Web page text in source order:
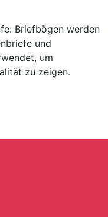
Briefbögen werden
und
um
zu zeigen.